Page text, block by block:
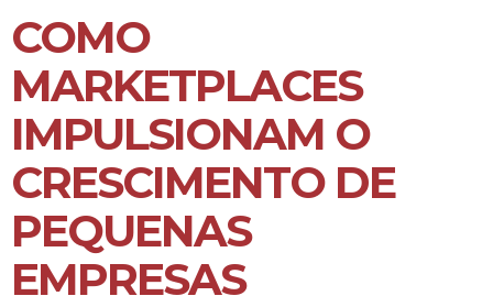
COMO
MARKETPLACES
IMPULSIONAM O
CRESCIMENTO DE
PEQUENAS
EMPRESAS